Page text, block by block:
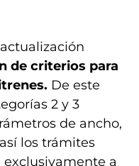
de criterios para
De este
2 y 3
de ancho,
los trámites
a